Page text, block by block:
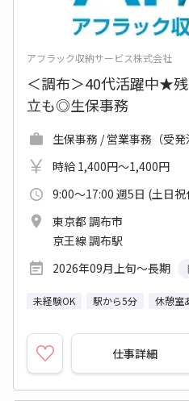
アフラック収納サービス株式会社
＜調布＞40代活躍中★
立も◎生保事務
生保事務 / 営業事務（受
時給 1,400円～1,400円
9:00～17:00 週5日 (土日祝
東京都 調布市
京王線 調布駅
2026年09月上旬～長期
未経験OK 駅から5分 休憩室
仕事詳細